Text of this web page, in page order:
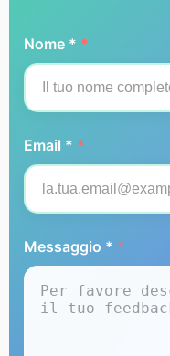
Nome * *
Email * *
Messaggio * *